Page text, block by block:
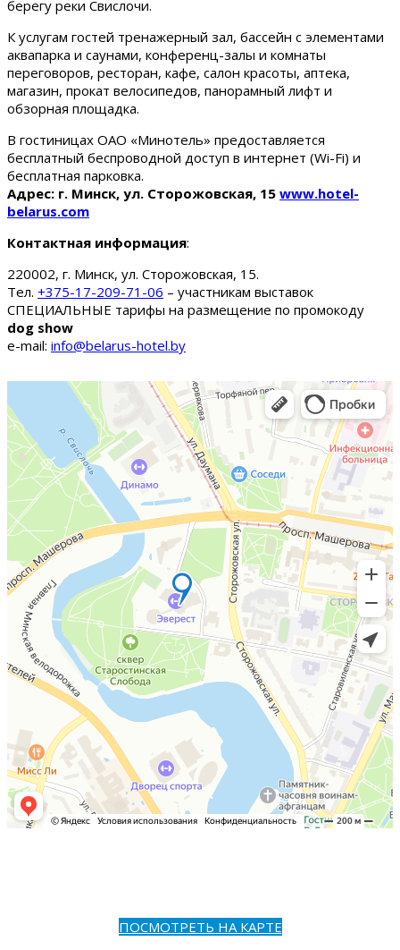
берегу реки Свислочи.
К услугам гостей тренажерный зал, бассейн с элементами
аквапарка и саунами, конференц-залы и комнаты
переговоров, ресторан, кафе, салон красоты, аптека,
магазин, прокат велосипедов, панорамный лифт и
обзорная площадка.
В гостиницах ОАО «Минотель» предоставляется
бесплатный беспроводной доступ в интернет (Wi-Fi) и
бесплатная парковка.
Адрес: г. Минск, ул. Сторожовская, 15 www.hotel-
belarus.com
Контактная информация:
220002, г. Минск, ул. Сторожовская, 15.
Тел. +375-17-209-71-06 – участникам выставок
СПЕЦИАЛЬНЫЕ тарифы на размещение по промокоду
dog show
e-mail: info@belarus-hotel.by
ПОСМОТРЕТЬ НА КАРТЕ